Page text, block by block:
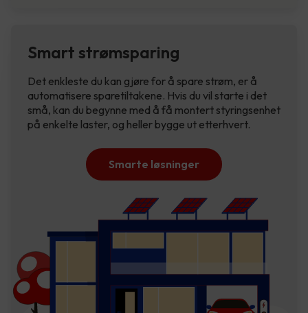
Smart strømsparing
Det enkleste du kan gjøre for å spare strøm, er å
automatisere sparetiltakene. Hvis du vil starte i det
små, kan du begynne med å få montert styringsenhet
på enkelte laster, og heller bygge ut etterhvert.
Smarte løsninger